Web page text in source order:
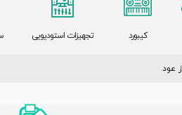
کیبورد تجهیزات استودیویی
عود